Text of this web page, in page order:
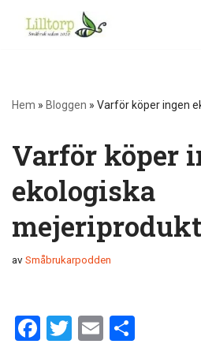
Hem » Bloggen » Varför köper ingen
Varför köper
ekologiska
avSmåbrukarpodden
F
T
E